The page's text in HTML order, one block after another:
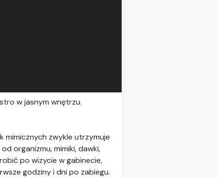
w jasnym wnętrzu.
mimicznych zwykle utrzymuje
organizmu, mimiki, dawki,
po wizycie w gabinecie,
godziny i dni po zabiegu.